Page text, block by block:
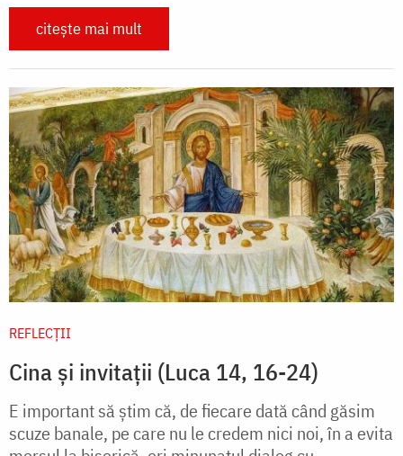
citește mai mult
REFLECȚII
Cina și invitații (Luca 14, 16-24)
E important să știm că, de fiecare dată când găsim
scuze banale, pe care nu le credem nici noi, în a evita